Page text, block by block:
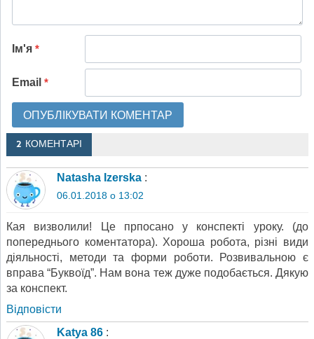
Ім'я *
Email *
2 КОМЕНТАРІ
Natasha Izerska :
06.01.2018 о 13:02
Кая визволили! Це прпосано у конспекті уроку. (до
попереднього коментатора). Хороша робота, різні види
діяльності, методи та форми роботи. Розвивальною є
вправа “Буквоїд”. Нам вона теж дуже подобається. Дякую
за конспект.
Відповіcти
Katya 86 :